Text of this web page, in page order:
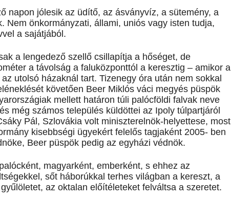
napon jólesik az üdítő, az ásványvíz, a sütemény, a
Nem önkormányzati, állami, uniós vagy isten tudja,
a sajátjából.
a lengedező szellő csillapítja a hőséget, de
a távolság a faluközponttól a keresztig – amikor a
utolsó házaknál tart. Tizenegy óra után nem sokkal
követően Beer Miklós váci megyés püspök
mellett határon túli palócföldi falvak neve
még számos település küldöttei az Ipoly túlpartjáról
Pál, Szlovákia volt miniszterelnök-helyettese, most
kisebbségi ügyekért felelős tagjaként 2005- ben
Beer püspök pedig az egyházi védnök.
magyarként, emberként, s ehhez az
sőt háborúkkal terhes világban a kereszt, a
az oktalan előítéleteket felváltsa a szeretet.